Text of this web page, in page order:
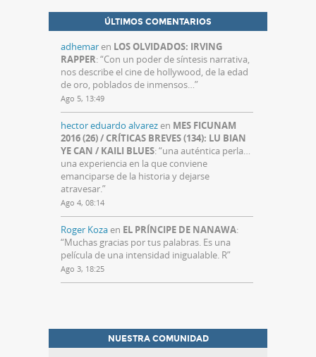
ÚLTIMOS COMENTARIOS
adhemaren LOS OLVIDADOS: IRVING
RAPPER: “Con un poder de síntesis narrativa,
nos describe el cine de hollywood, de la edad
de oro, poblados de inmensos…”
Ago 5, 13:49
hector eduardo alvarezen MES FICUNAM
2016 (26) / CRÍTICAS BREVES (134): LU BIAN
YE CAN / KAILI BLUES: “una auténtica perla…
una experiencia en la que conviene
emanciparse de la historia y dejarse
atravesar.”
Ago 4, 08:14
Roger Kozaen EL PRÍNCIPE DE NANAWA:
“Muchas gracias por tus palabras. Es una
película de una intensidad inigualable. R”
Ago 3, 18:25
NUESTRA COMUNIDAD